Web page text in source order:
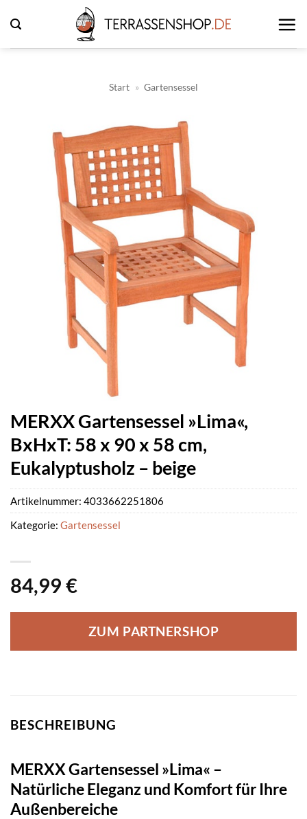
Inhalt
springen
Start » Gartensessel
MERXX Gartensessel »Lima«,
BxHxT: 58 x 90 x 58 cm,
Eukalyptusholz – beige
84,99 €
ZUM PARTNERSHOP
Artikelnummer: 4033662251806
Kategorie: Gartensessel
BESCHREIBUNG
MERXX Gartensessel »Lima« –
Natürliche Eleganz und Komfort für Ihre
Außenbereiche